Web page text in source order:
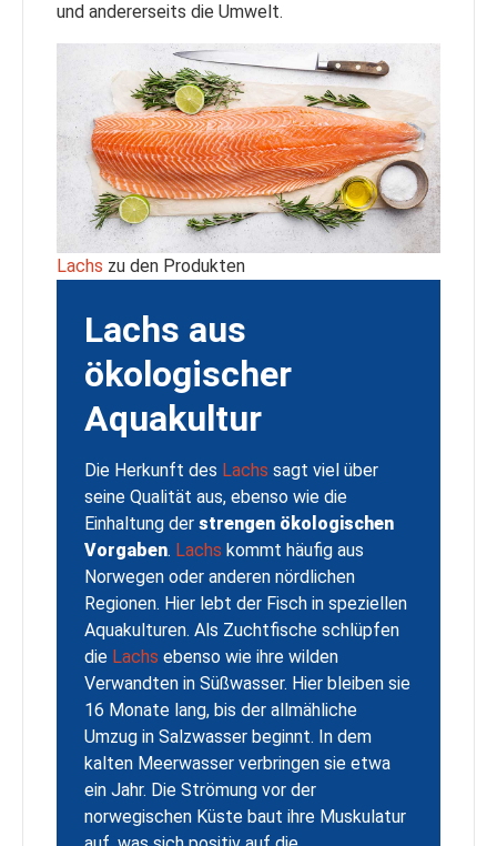
und andererseits die Umwelt.
Lachs zu den Produkten
Lachs aus
ökologischer
Aquakultur
Die Herkunft des Lachs sagt viel über
seine Qualität aus, ebenso wie die
Einhaltung der strengen ökologischen
Vorgaben. Lachs kommt häufig aus
Norwegen oder anderen nördlichen
Regionen. Hier lebt der Fisch in speziellen
Aquakulturen. Als Zuchtfische schlüpfen
die Lachs ebenso wie ihre wilden
Verwandten in Süßwasser. Hier bleiben sie
16 Monate lang, bis der allmähliche
Umzug in Salzwasser beginnt. In dem
kalten Meerwasser verbringen sie etwa
ein Jahr. Die Strömung vor der
norwegischen Küste baut ihre Muskulatur